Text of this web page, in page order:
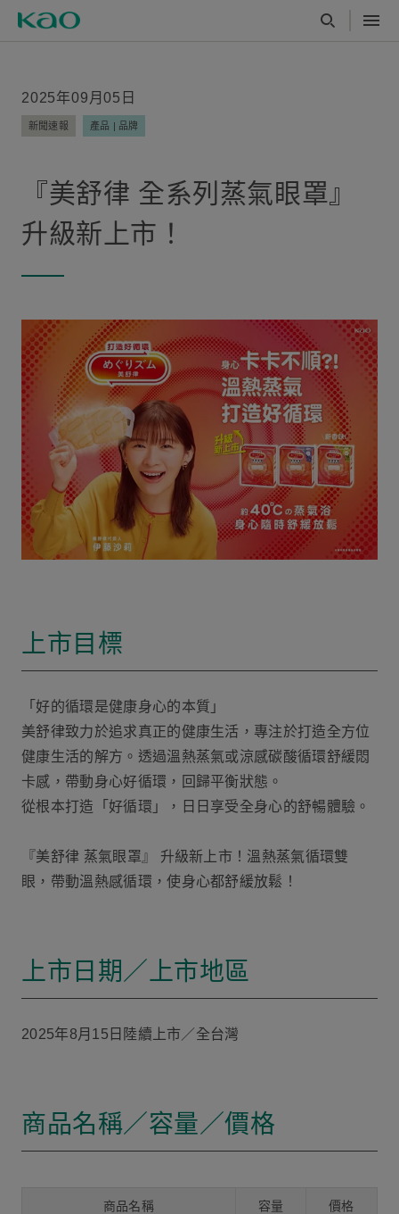
2025年09月05日
新聞速報 產品 | 品牌
『美舒律 全系列蒸氣眼罩』
升級新上市！
上市目標
「好的循環是健康身心的本質」
美舒律致力於追求真正的健康生活，專注於打造全方位
健康生活的解方。透過溫熱蒸氣或涼感碳酸循環舒緩悶
卡感，帶動身心好循環，回歸平衡狀態。
從根本打造「好循環」，日日享受全身心的舒暢體驗。
『美舒律 蒸氣眼罩』 升級新上市！溫熱蒸氣循環雙
眼，帶動溫熱感循環，使身心都舒緩放鬆！
上市日期／上市地區
2025年8月15日陸續上市／全台灣
商品名稱／容量／價格
商品名稱 容量 價格